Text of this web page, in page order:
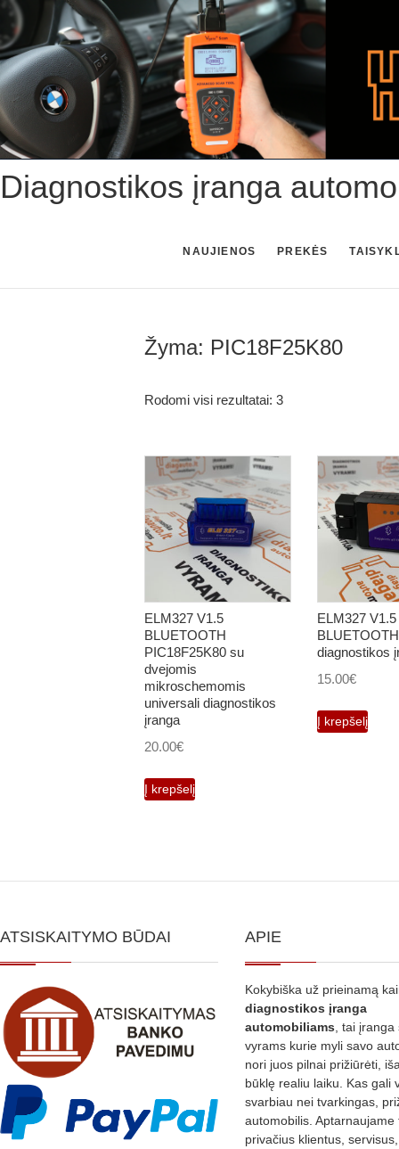
Skip
to
content
Diagnostikos įranga
NAUJIENOS PREKĖS
Žyma: PIC18F25K80
Rodomi visi rezultatai: 3
ELM327 V1.5
BLUETOOTH
PIC18F25K80 su
dvejomis
mikroschemomis
universali diagnostikos
įranga
20.00€
Į krepšelį
ELM327 V1.5
diagnostikos
15.00€
Į krepšelį
ATSISKAITYMO BŪDAI APIE
Kokybiška už prieinamą
diagnostikos įranga
automobiliams , tai
vyrams kurie myli savo
nori juos pilnai prižiūrėti,
būklę realiu laiku. Kas gali
svarbiau nei tvarkingas,
automobilis. Aptarnaujame
privačius klientus,